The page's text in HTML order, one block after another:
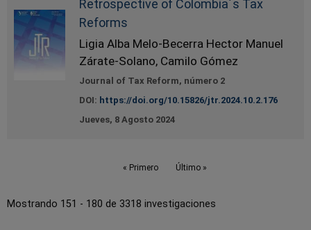
Retrospective of Colombia´s Tax
Reforms
Ligia Alba Melo-Becerra Hector Manuel
Zárate-Solano, Camilo Gómez
Journal of Tax Reform, número 2
DOI: https://doi.org/10.15826/jtr.2024.10.2.176
Jueves, 8 Agosto 2024
Primera página
« Primero Última página
Último »
Mostrando 151 - 180 de 3318 investigaciones